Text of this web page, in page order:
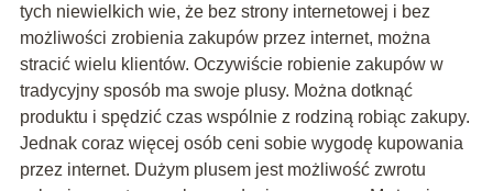
tych niewielkich wie, że bez strony internetowej i bez
możliwości zrobienia zakupów przez internet, można
stracić wielu klientów. Oczywiście robienie zakupów w
tradycyjny sposób ma swoje plusy. Można dotknąć
produktu i spędzić czas wspólnie z rodziną robiąc zakupy.
Jednak coraz więcej osób ceni sobie wygodę kupowania
przez internet. Dużym plusem jest możliwość zwrotu